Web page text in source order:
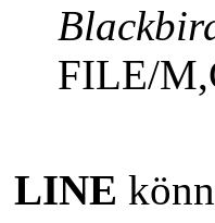
FILE/
LINE